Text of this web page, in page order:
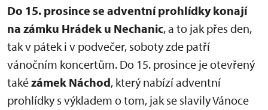
Do 15. prosince se adventní prohlídky konají
na zámku Hrádek u Nechanic, a to jak přes den,
tak v pátek i v podvečer, soboty zde patří
vánočním koncertům. Do 15. prosince je otevřený
takézámek Náchod, který nabízí adventní
prohlídky s výkladem o tom, jak se slavily Vánoce